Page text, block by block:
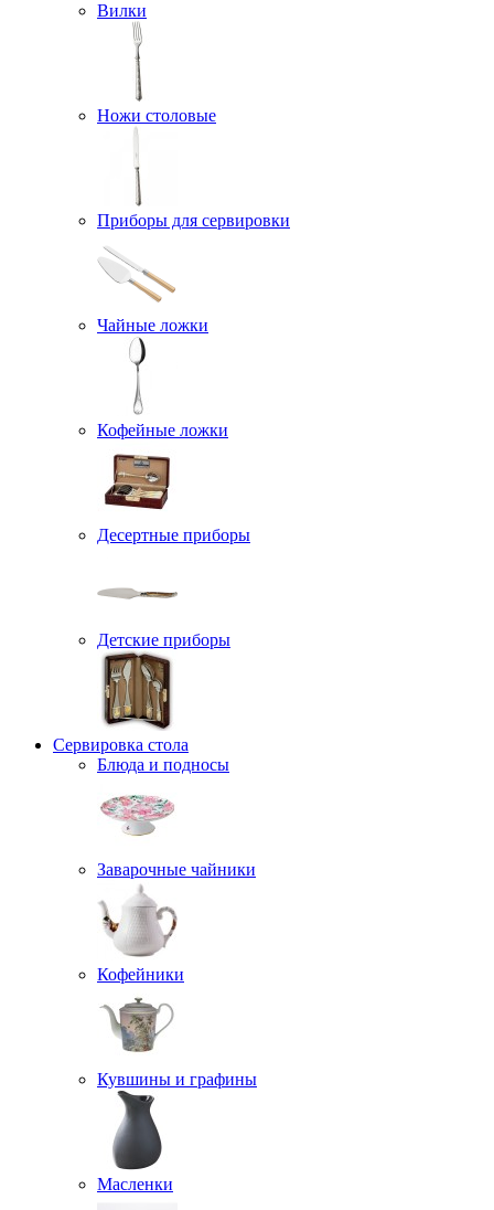
Вилки
Ножи столовые
Приборы для сервировки
Чайные ложки
Кофейные ложки
Десертные приборы
Детские приборы
Сервировка стола
Блюда и подносы
Заварочные чайники
Кофейники
Кувшины и графины
Масленки